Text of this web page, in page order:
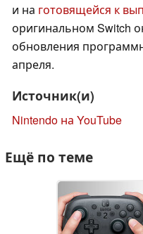
и на готовящейся к
оригинальном Switch
обновления
апреля.
Источник(и)
Nintendo на YouTube
Ещё по теме